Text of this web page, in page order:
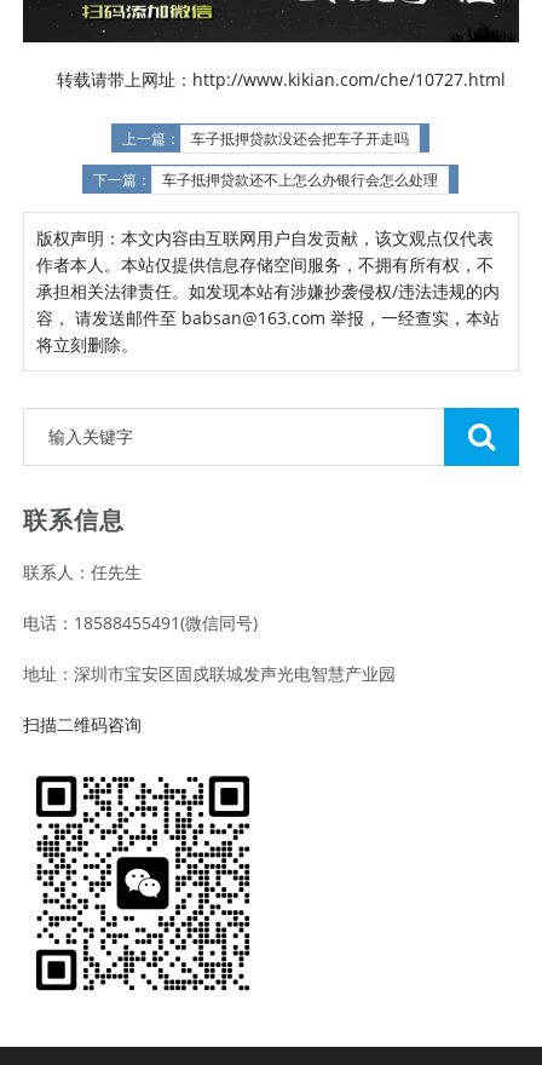
转载请带上网址：http://www.kikian.com/che/10727.html
上一篇： 车子抵押贷款没还会把车子开走吗
下一篇： 车子抵押贷款还不上怎么办银行会怎么处理
版权声明：本文内容由互联网用户自发贡献，该文观点仅代表
作者本人。本站仅提供信息存储空间服务，不拥有所有权，不
承担相关法律责任。如发现本站有涉嫌抄袭侵权/违法违规的内
容， 请发送邮件至 babsan@163.com 举报，一经查实，本站
将立刻删除。
联系信息
联系人：任先生
电话：18588455491(微信同号)
地址：深圳市宝安区固戍联城发声光电智慧产业园
扫描二维码咨询